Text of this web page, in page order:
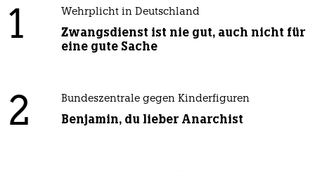
1 Wehrplicht in Deutschland
Zwangsdienst ist nie gut, auch nicht für
eine gute Sache
2 Bundeszentrale gegen Kinderfiguren
Benjamin, du lieber Anarchist